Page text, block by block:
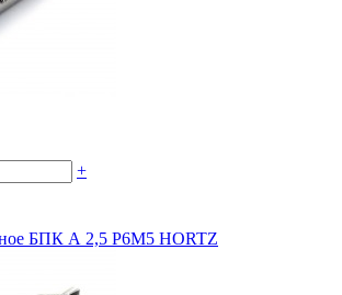
+
БПК А 2,5 Р6М5 HORTZ